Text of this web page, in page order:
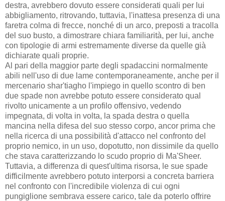
destra, avrebbero dovuto essere considerati quali per lui
abbigliamento, ritrovando, tuttavia, l'inattesa presenza di una
faretra colma di frecce, nonché di un arco, preposti a tracolla
del suo busto, a dimostrare chiara familiarità, per lui, anche
con tipologie di armi estremamente diverse da quelle già
dichiarate quali proprie.
Al pari della maggior parte degli spadaccini normalmente
abili nell'uso di due lame contemporaneamente, anche per il
mercenario shar'tiagho l'impiego in quello scontro di ben
due spade non avrebbe potuto essere considerato qual
rivolto unicamente a un profilo offensivo, vedendo
impegnata, di volta in volta, la spada destra o quella
mancina nella difesa del suo stesso corpo, ancor prima che
nella ricerca di una possibilità d'attacco nel confronto del
proprio nemico, in un uso, dopotutto, non dissimile da quello
che stava caratterizzando lo scudo proprio di Ma'Sheer.
Tuttavia, a differenza di quest'ultima risorsa, le sue spade
difficilmente avrebbero potuto interporsi a concreta barriera
nel confronto con l'incredibile violenza di cui ogni
pungiglione sembrava essere carico, tale da poterlo offrire